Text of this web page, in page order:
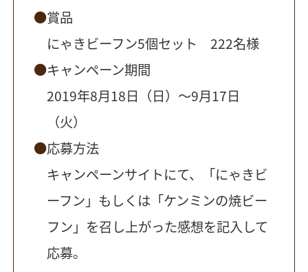
賞品
にゃきビーフン5個セット 222名様
キャンペーン期間
2019年8月18日（日）〜9月17日
（火）
応募方法
キャンペーンサイトにて、「にゃきビ
ーフン」もしくは「ケンミンの焼ビー
フン」を召し上がった感想を記入して
応募。